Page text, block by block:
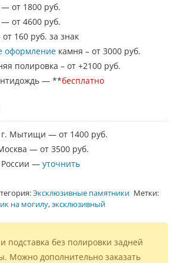
от 1800 руб.
от 4600 руб.
160 руб. за знак
оформление камня – от 3000 руб.
полировка – от +2100 руб.
— **бесплатно
г. Мытищи — от 1400 руб.
— от 3500 руб.
России — уточнить
Эксклюзивные памятники Метки:
на могилу,эксклюзивный
подставка без полировки задней
Можно дополнительно заказать